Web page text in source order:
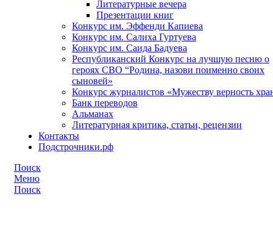
Литературные вечера
Презентации книг
Конкурс им. Эффенди Капиева
Конкурс им. Салиха Гуртуева
Конкурс им. Саида Бадуева
Республиканский Конкурс на лучшую песню о
героях СВО “Родина, назови поименно своих
сыновей»
Конкурс журналистов «Мужеству верность
Банк переводов
Альманах
Литературная критика, статьи, рецензии
Контакты
Подстрочники.рф
Поиск
Меню
Поиск